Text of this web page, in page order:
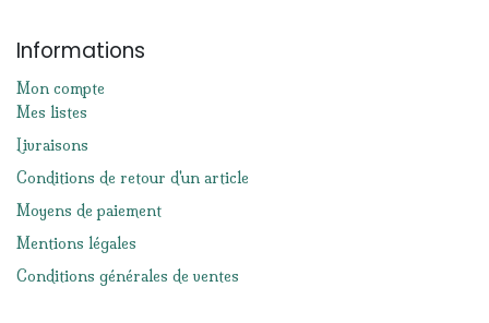
Informations
Mon compte
Mes listes
Livraisons
Conditions de retour d'un article
Moyens de paiement
Mentions légales
Conditions générales de ventes